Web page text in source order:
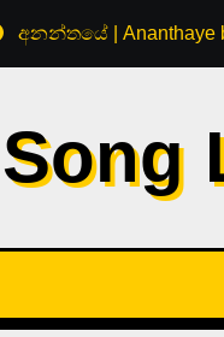
අනන්තයේ | Ananthaye